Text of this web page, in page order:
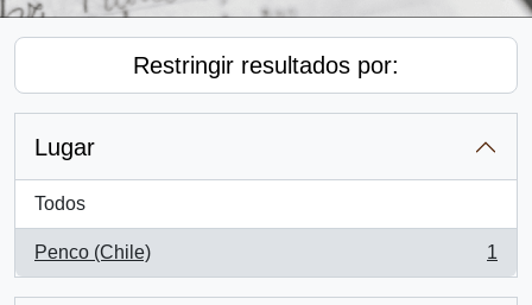
Restringir resultados por:
Lugar
Todos
Penco (Chile)
, 1 resultados
1